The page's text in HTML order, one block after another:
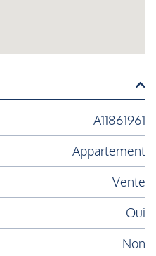
A11861961
Appartement
Vente
Oui
Non